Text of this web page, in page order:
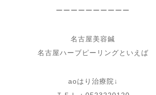
ーーーーーーーーーー
名古屋美容鍼
名古屋ハーブピーリングといえば
aoはり治療院↓